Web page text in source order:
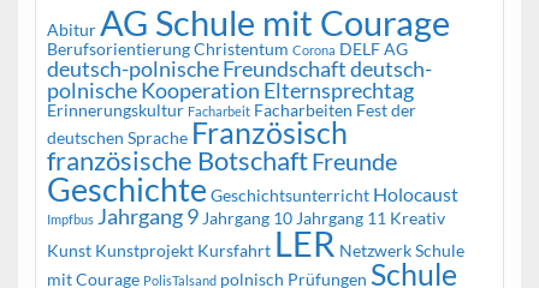
AbiturAG Schule mit Courage
BerufsorientierungChristentum Corona DELF AG
deutsch-polnische Freundschaftdeutsch-
polnische Kooperation Elternsprechtag
Erinnerungskultur Facharbeit Facharbeiten Fest der
deutschen Sprache Französisch
französische BotschaftFreunde
Geschichte Geschichtsunterricht Holocaust
Impfbus Jahrgang 9 Jahrgang 10 Jahrgang 11 Kreativ
Kunst Kunstprojekt Kursfahrt LER Netzwerk Schule
mit Courage PolisTalsand polnisch Prüfungen Schule